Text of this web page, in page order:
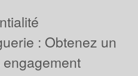
: Obtenez un